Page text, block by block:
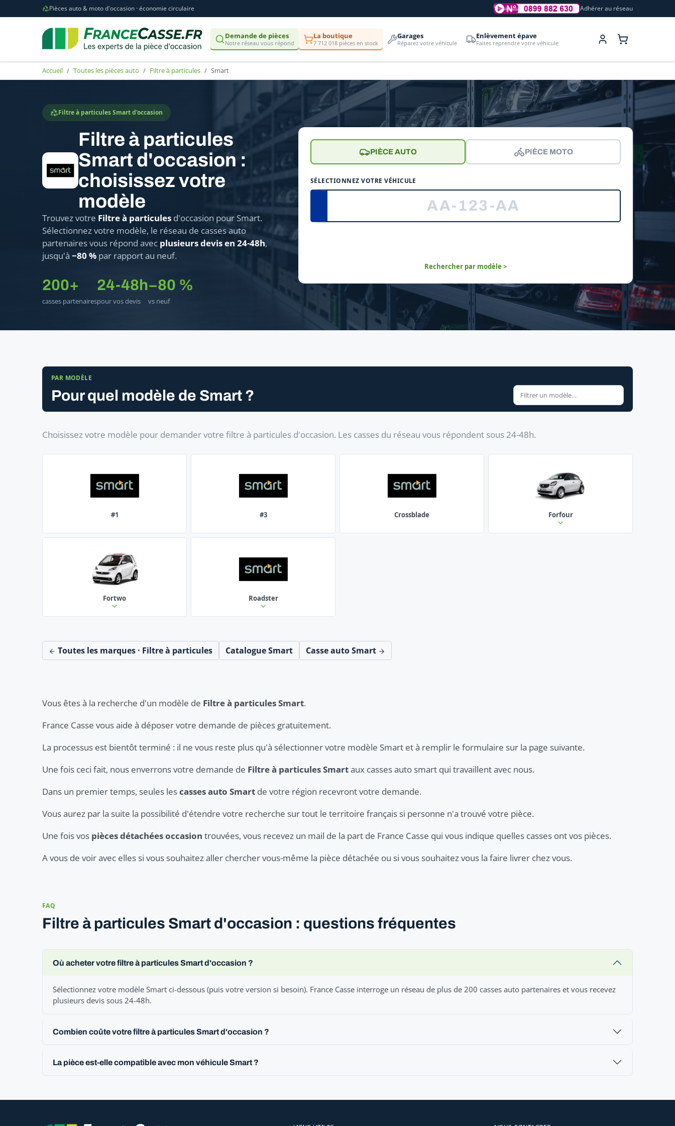
Pièces auto & moto d'occasion · économie circulaire Adhérer au réseau
Demande de pièces
Notre réseau vous répond
La boutique
7 712 018 pièces en stock
Garages
Réparez votre véhicule
Enlèvement épave
Faites reprendre votre véhicule
Accueil Toutes les pièces auto Filtre à particules Smart
Filtre à particules Smart d'occasion
Filtre à particules
Smart d'occasion :
choisissez votre
modèle
Trouvez votre Filtre à particules d'occasion pour Smart.
Sélectionnez votre modèle, le réseau de casses auto
partenaires vous répond avec plusieurs devis en 24-48h,
jusqu'à −80 % par rapport au neuf.
200+
casses partenaires
24-48h
pour vos devis
−80 %
vs neuf
PIÈCE AUTO PIÈCE MOTO
SÉLECTIONNEZ VOTRE VÉHICULE
Rechercher par modèle >
PAR MODÈLE
Pour quel modèle de Smart ?
Choisissez votre modèle pour demander votre filtre à particules d'occasion. Les casses du réseau vous répondent sous 24-48h.
#1 #3 Crossblade Forfour
Fortwo Roadster
Toutes les marques · Filtre à particules Catalogue Smart Casse auto Smart
Vous êtes à la recherche d'un modèle de Filtre à particules Smart.
France Casse vous aide à déposer votre demande de pièces gratuitement.
La processus est bientôt terminé : il ne vous reste plus qu'à sélectionner votre modèle Smart et à remplir le formulaire sur la page suivante.
Une fois ceci fait, nous enverrons votre demande de Filtre à particules Smartaux casses auto smart qui travaillent avec nous.
Dans un premier temps, seules lescasses auto Smart de votre région recevront votre demande.
Vous aurez par la suite la possibilité d'étendre votre recherche sur tout le territoire français si personne n'a trouvé votre pièce.
Une fois vos pièces détachées occasion trouvées, vous recevez un mail de la part de France Casse qui vous indique quelles casses ont vos pièces.
A vous de voir avec elles si vous souhaitez aller chercher vous-même la pièce détachée ou si vous souhaitez vous la faire livrer chez vous.
FAQ
Filtre à particules Smart d'occasion : questions fréquentes
Où acheter votre filtre à particules Smart d'occasion ?
Sélectionnez votre modèle Smart ci-dessous (puis votre version si besoin). France Casse interroge un réseau de plus de 200 casses auto partenaires et vous recevez
plusieurs devis sous 24-48h.
Combien coûte votre filtre à particules Smart d'occasion ?
La pièce est-elle compatible avec mon véhicule Smart ?